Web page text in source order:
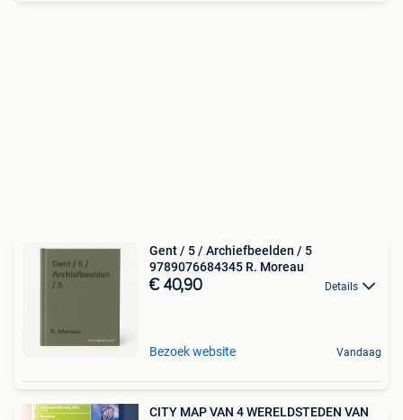
Gent / 5 / Archiefbeelden / 5
9789076684345 R. Moreau
€ 40,90 Details
Bezoek website Vandaag
CITY MAP VAN 4 WERELDSTEDEN VAN